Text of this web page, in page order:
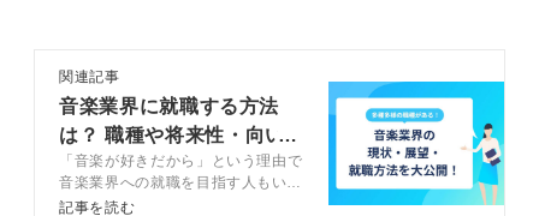
関連記事
音楽業界に就職する方法
は？ 職種や将来性・向い
ている人を徹底解説
「音楽が好きだから」という理由で
音楽業界への就職を目指す人もいる
でしょう。しかし、音楽業界に就職
記事を読む